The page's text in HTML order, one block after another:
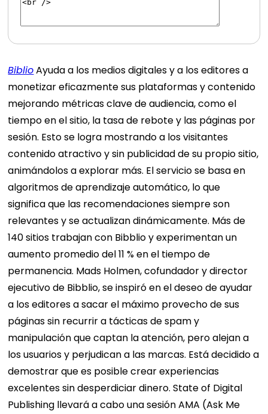
BiblioAyuda a los medios digitales y a los editores a
monetizar eficazmente sus plataformas y contenido
mejorando métricas clave de audiencia, como el
tiempo en el sitio, la tasa de rebote y las páginas por
sesión. Esto se logra mostrando a los visitantes
contenido atractivo y sin publicidad de su propio sitio,
animándolos a explorar más. El servicio se basa en
algoritmos de aprendizaje automático, lo que
significa que las recomendaciones siempre son
relevantes y se actualizan dinámicamente. Más de
140 sitios trabajan con Bibblio y experimentan un
aumento promedio del 11 % en el tiempo de
permanencia. Mads Holmen, cofundador y director
ejecutivo de Bibblio, se inspiró en el deseo de ayudar
a los editores a sacar el máximo provecho de sus
páginas sin recurrir a tácticas de spam y
manipulación que captan la atención, pero alejan a
los usuarios y perjudican a las marcas. Está decidido a
demostrar que es posible crear experiencias
excelentes sin desperdiciar dinero. State of Digital
Publishing llevará a cabo una sesión AMA (Ask Me